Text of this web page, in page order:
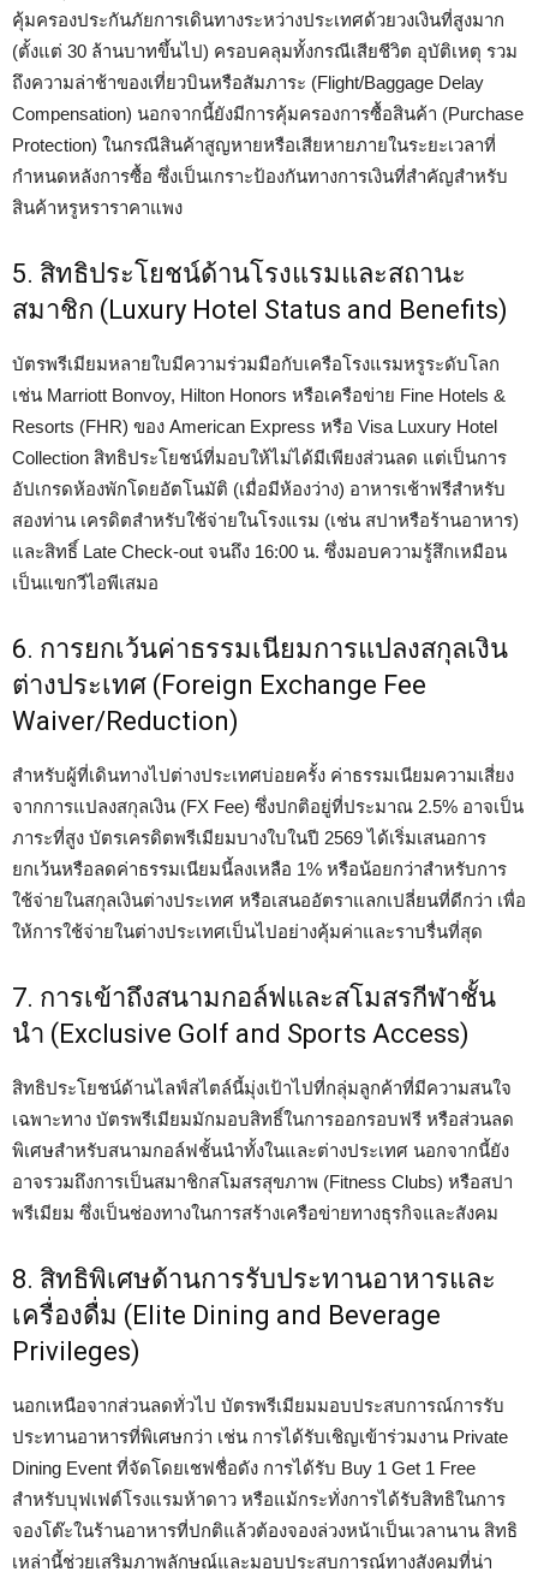
คุ้มครองประกันภัยการเดินทางระหว่างประเทศด้วยวงเงินที่สูงมาก
(ตั้งแต่ 30 ล้านบาทขึ้นไป) ครอบคลุมทั้งกรณีเสียชีวิต อุบัติเหตุ รวม
ถึงความล่าช้าของเที่ยวบินหรือสัมภาระ (Flight/Baggage Delay
Compensation) นอกจากนี้ยังมีการคุ้มครองการซื้อสินค้า (Purchase
Protection) ในกรณีสินค้าสูญหายหรือเสียหายภายในระยะเวลาที่
กำหนดหลังการซื้อ ซึ่งเป็นเกราะป้องกันทางการเงินที่สำคัญสำหรับ
สินค้าหรูหราราคาแพง
5. สิทธิประโยชน์ด้านโรงแรมและสถานะ
สมาชิก (Luxury Hotel Status and Benefits)
บัตรพรีเมียมหลายใบมีความร่วมมือกับเครือโรงแรมหรูระดับโลก
เช่น Marriott Bonvoy, Hilton Honors หรือเครือข่าย Fine Hotels &
Resorts (FHR) ของ American Express หรือ Visa Luxury Hotel
Collection สิทธิประโยชน์ที่มอบให้ไม่ได้มีเพียงส่วนลด แต่เป็นการ
อัปเกรดห้องพักโดยอัตโนมัติ (เมื่อมีห้องว่าง) อาหารเช้าฟรีสำหรับ
สองท่าน เครดิตสำหรับใช้จ่ายในโรงแรม (เช่น สปาหรือร้านอาหาร)
และสิทธิ์ Late Check-out จนถึง 16:00 น. ซึ่งมอบความรู้สึกเหมือน
เป็นแขกวีไอพีเสมอ
6. การยกเว้นค่าธรรมเนียมการแปลงสกุลเงิน
ต่างประเทศ (Foreign Exchange Fee
Waiver/Reduction)
สำหรับผู้ที่เดินทางไปต่างประเทศบ่อยครั้ง ค่าธรรมเนียมความเสี่ยง
จากการแปลงสกุลเงิน (FX Fee) ซึ่งปกติอยู่ที่ประมาณ 2.5% อาจเป็น
ภาระที่สูง บัตรเครดิตพรีเมียมบางใบในปี 2569 ได้เริ่มเสนอการ
ยกเว้นหรือลดค่าธรรมเนียมนี้ลงเหลือ 1% หรือน้อยกว่าสำหรับการ
ใช้จ่ายในสกุลเงินต่างประเทศ หรือเสนออัตราแลกเปลี่ยนที่ดีกว่า เพื่อ
ให้การใช้จ่ายในต่างประเทศเป็นไปอย่างคุ้มค่าและราบรื่นที่สุด
7. การเข้าถึงสนามกอล์ฟและสโมสรกีฬาชั้น
นำ (Exclusive Golf and Sports Access)
สิทธิประโยชน์ด้านไลฟ์สไตล์นี้มุ่งเป้าไปที่กลุ่มลูกค้าที่มีความสนใจ
เฉพาะทาง บัตรพรีเมียมมักมอบสิทธิ์ในการออกรอบฟรี หรือส่วนลด
พิเศษสำหรับสนามกอล์ฟชั้นนำทั้งในและต่างประเทศ นอกจากนี้ยัง
อาจรวมถึงการเป็นสมาชิกสโมสรสุขภาพ (Fitness Clubs) หรือสปา
พรีเมียม ซึ่งเป็นช่องทางในการสร้างเครือข่ายทางธุรกิจและสังคม
8. สิทธิพิเศษด้านการรับประทานอาหารและ
เครื่องดื่ม (Elite Dining and Beverage
Privileges)
นอกเหนือจากส่วนลดทั่วไป บัตรพรีเมียมมอบประสบการณ์การรับ
ประทานอาหารที่พิเศษกว่า เช่น การได้รับเชิญเข้าร่วมงาน Private
Dining Event ที่จัดโดยเชฟชื่อดัง การได้รับ Buy 1 Get 1 Free
สำหรับบุฟเฟต์โรงแรมห้าดาว หรือแม้กระทั่งการได้รับสิทธิในการ
จองโต๊ะในร้านอาหารที่ปกติแล้วต้องจองล่วงหน้าเป็นเวลานาน สิทธิ
เหล่านี้ช่วยเสริมภาพลักษณ์และมอบประสบการณ์ทางสังคมที่น่า